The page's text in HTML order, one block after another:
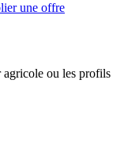
une offre
agricole ou les profils